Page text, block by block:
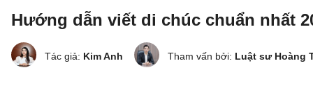
Hướng dẫn viết di chúc chuẩn nhất
Tác giả: Kim Anh Tham vấn bởi: Luật sư Hoàng